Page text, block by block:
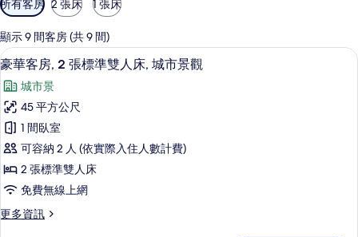
用
的
客
房
篩
選
條
件
所有客房 2 張床 1 張床
顯示 9 間客房 (共 9 間)
顯
示
豪
華
客
房,
2
張
標
豪華客房, 2 張標準雙人床, 城市景觀
5
豪華客房, 2 張標準雙人床, 城市景觀
城市景
45 平方公尺
1 間臥室
可容納 2 人 (依實際入住人數計費)
2 張標準雙人床
免費無線上網
更多資訊
更